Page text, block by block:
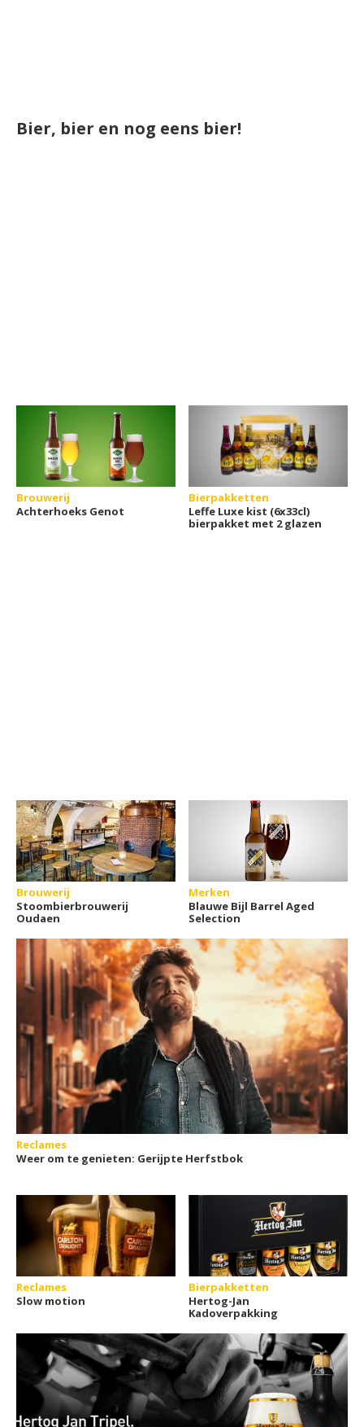
Bier, bier en nog eens bier!
Brouwerij
Achterhoeks Genot
Bierpakketten
Leffe Luxe kist (6x33cl)
bierpakket met 2 glazen
Brouwerij
Stoombierbrouwerij
Oudaen
Merken
Blauwe Bijl Barrel Aged
Selection
Reclames
Weer om te genieten: Gerijpte Herfstbok
Reclames
Slow motion
Bierpakketten
Hertog-Jan
Kadoverpakking